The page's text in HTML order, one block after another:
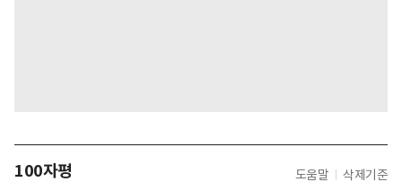
100자평 도움말 삭제기준